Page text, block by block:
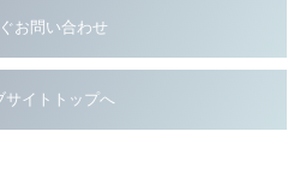
お問い合わせ
サイトトップへ